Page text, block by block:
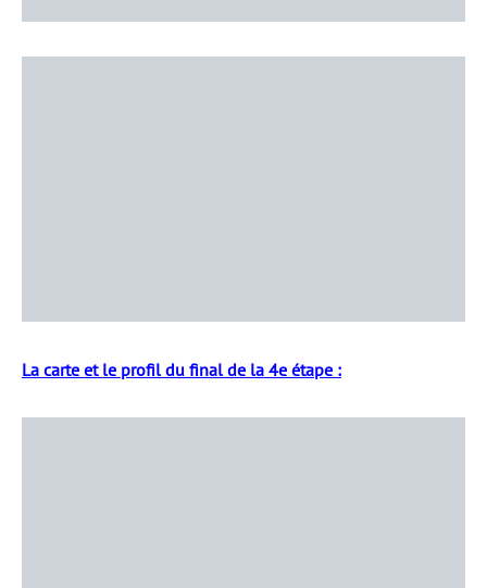
La carte et le profil du final de la 4e étape :